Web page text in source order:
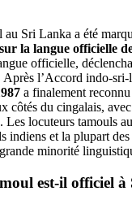
Sri Lanka a été
la langue officielle
officielle,
Après l’Accord indo-
a finalement
côtés du cingalais,
Les locuteurs tamouls
indiens et la plupart
minorité
est-il officiel à